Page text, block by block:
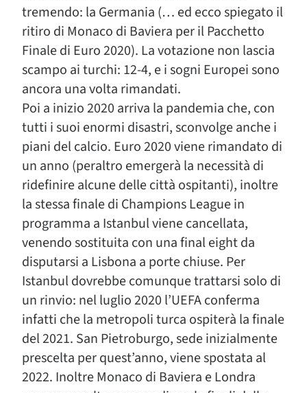
tremendo: la Germania (… ed ecco spiegato il
ritiro di Monaco di Baviera per il Pacchetto
Finale di Euro 2020). La votazione non lascia
scampo ai turchi: 12-4, e i sogni Europei sono
ancora una volta rimandati.
Poi a inizio 2020 arriva la pandemia che, con
tutti i suoi enormi disastri, sconvolge anche i
piani del calcio. Euro 2020 viene rimandato di
un anno (peraltro emergerà la necessità di
ridefinire alcune delle città ospitanti), inoltre
la stessa finale di Champions League in
programma a Istanbul viene cancellata,
venendo sostituita con una final eight da
disputarsi a Lisbona a porte chiuse. Per
Istanbul dovrebbe comunque trattarsi solo di
un rinvio: nel luglio 2020 l’UEFA conferma
infatti che la metropoli turca ospiterà la finale
del 2021. San Pietroburgo, sede inizialmente
prescelta per quest’anno, viene spostata al
2022. Inoltre Monaco di Baviera e Londra